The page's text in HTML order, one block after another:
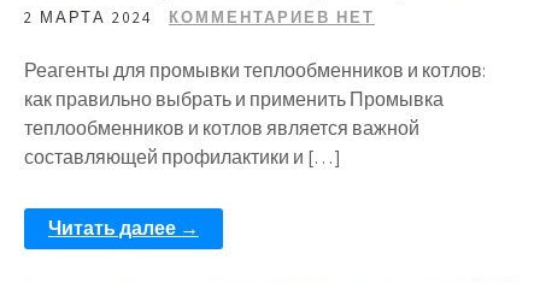
2 МАРТА 2024 КОММЕНТАРИЕВ НЕТ
Реагенты для промывки теплообменников и котлов:
как правильно выбрать и применить Промывка
теплообменников и котлов является важной
составляющей профилактики и […]
Читать далее →